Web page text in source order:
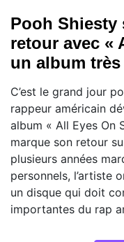
Pooh Shiesty
retour avec «
un album
C’est le grand jour
rappeur américain
album « All Eyes On
marque son retour
plusieurs années
personnels, l’artiste
un disque qui doit
importantes du rap